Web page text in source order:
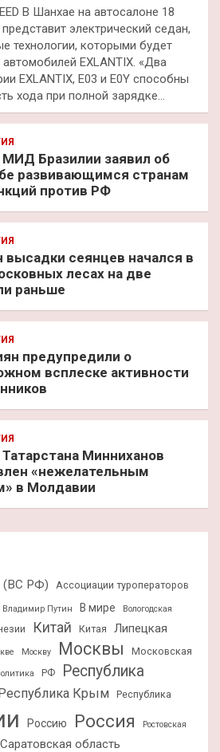
В Шанхае на автосалоне 18
электрический седан,
технологии, которыми будет
EXLANTIX. «Два
EXLANTIX, E03 и E0Y способны
хода при полной зарядке…
МИД Бразилии заявил об
развивающимся странам
против РФ
высадки сеянцев начался в
лесах на две
раньше
предупредили о
всплеске активности
Татарстана Минниханов
«нежелательным
в Молдавии
(ВС РФ)
Ассоциации туроператоров
Владимир Путин В мире
Вологодская
Китай Китая
Липецкая
Москву Москвы
Московская
РФ
Республика
Крым Республика
Россию Россия
Ростовская
Саратовская область